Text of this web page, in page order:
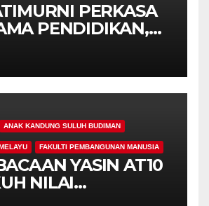
PERKASA
PENDIDIKAN,
KURIKULUM
DAN
ISLAM
ANAK KANDUNG SULUH BUDIMAN
FAKULTI PEMBANGUNAN MANUSIA
YASIN AT10
NILAI